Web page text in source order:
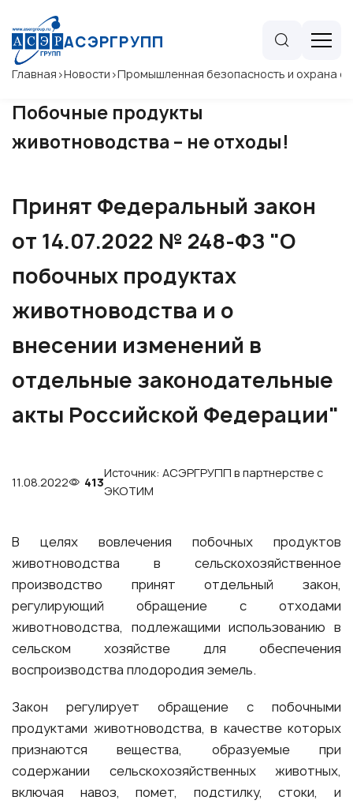
АСЭРГРУПП
Главная >Новости >Промышленная безопасность и охрана
Побочные продукты
животноводства – не отходы!
Принят Федеральный закон
от 14.07.2022 № 248-ФЗ "О
побочных продуктах
животноводства и о
внесении изменений в
отдельные законодательные
акты Российской Федерации"
11.08.2022 413
Источник: АСЭРГРУПП в партнерстве с
ЭКОТИМ
В целях вовлечения побочных продуктов
животноводства в сельскохозяйственное
производство принят отдельный закон,
регулирующий обращение с отходами
животноводства, подлежащими использованию в
сельском хозяйстве для обеспечения
воспроизводства плодородия земель.
Закон регулирует обращение с побочными
продуктами животноводства, в качестве которых
признаются вещества, образуемые при
содержании сельскохозяйственных животных,
включая навоз, помет, подстилку, стоки, и